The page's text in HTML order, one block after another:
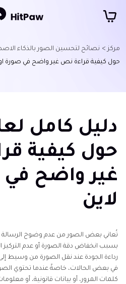
مركز > نصائح لتحسين الصور بالذكاء
حول كيفية قراءة نص غير واضح في صورة
حول كيفية
غير واضح في
لاين
تُعاني بعض الصور من عدم وضوح الرسالة
بسبب انخفاض دقة الصورة أو عدم التركيز
رداءة الجودة عند نقل الصورة من وسيط
في بعض الحالات، خاصةً عندما تحتوي
كلمات المرور، أو بيانات قانونية، أو